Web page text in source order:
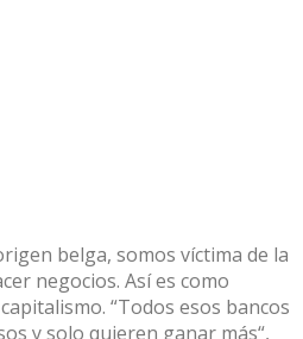
belga, somos víctima de la
negocios. Así es como
“Todos esos bancos
y solo quieren ganar más“,